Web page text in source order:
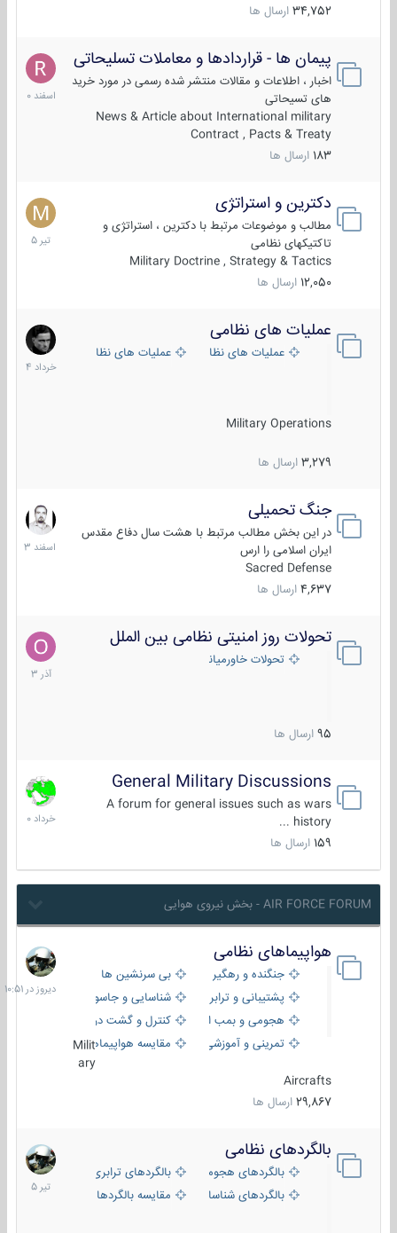
34,752 ارسال ها
پیمان ها - قراردادها و معاملات تسلیحاتی
اخبار ، اطلاعات و مقالات منتشر شده رسمی در مورد خرید
های تسیحاتی
News & Article about International military
Contract , Pacts & Treaty
183 ارسال ها
7
اسفند
1400
دکترین و استراتژی
مطالب و موضوعات مرتبط با دکترین ، استراتژی و
تاکتیکهای نظامی
Military Doctrine , Strategy & Tactics
12,050 ارسال ها
27
تیر
1405
عملیات های نظامی
عملیات های نظامی ایرانعملیات های نظامی خارجی
Military Operations
3,279 ارسال ها
5
خرداد
1404
جنگ تحمیلی
در این بخش مطالب مرتبط با هشت سال دفاع مقدس
ایران اسلامی را ارس
Sacred Defense
4,637 ارسال ها
20
اسفند
1403
تحولات روز امنیتی نظامی بین الملل
تحولات خاورمیانه
95 ارسال ها
21
آذر
1403
General Military Discussions
A forum for general issues such as wars
history ...
159 ارسال ها
10
خرداد
1400
AIR FORCE FORUM - بخش نیروی هوایی
هواپیماهای نظامی
جنگنده و رهگیر
بی سرنشین ها
پشتیبانی و ترابری
شناسایی و جاسوسی
هجومی و بمب افکن
کنترل و گشت دریایی
تمرینی و آموزشی
مقایسه هواپیماهاMilit
ary
Aircrafts
29,867 ارسال ها
دیروز
در
10:51
بالگردهای نظامی
بالگردهای هجومی
بالگردهای ترابری
بالگردهای شناسایی
مقایسه بالگردها
22
تیر
1405